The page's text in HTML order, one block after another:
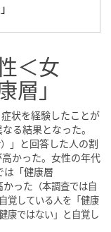
＜女
層」
状を経験したことが
る結果となった。
」と回答した人の割
かった。女性の年代
は「健康層
かった （本調査では自
覚している人を「健康
康ではない」と自覚し